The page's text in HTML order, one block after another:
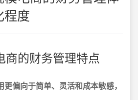
程度
商的财务管理特点
偏向于简单、灵活和成本敏感，